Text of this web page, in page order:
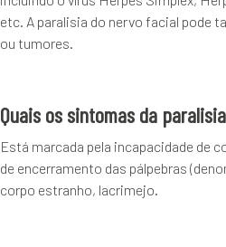
etc. A paralisia do nervo facial pode
ou tumores.
Quais os sintomas da
Está marcada pela incapacidade de
de encerramento das pálpebras
corpo estranho, lacrimejo.